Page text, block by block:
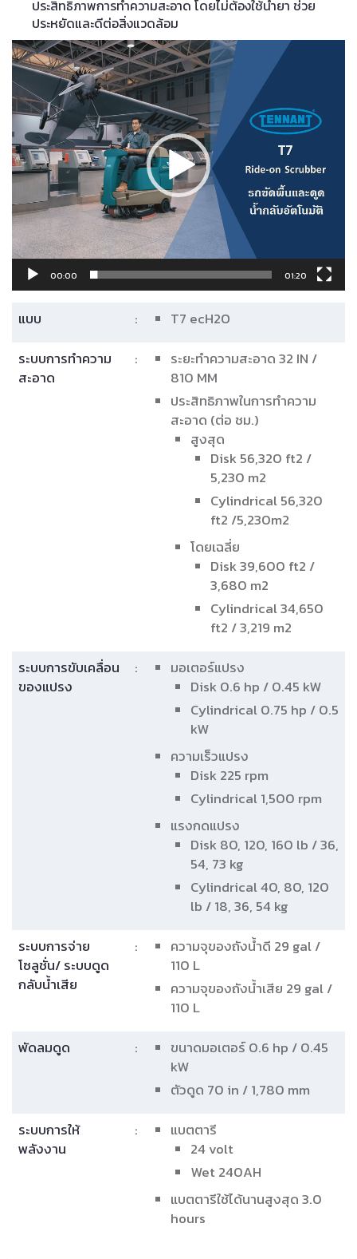
กลับน้ำเสีย
ความจุของถังน้ำเสีย 29 gal /
110 L
พัดลมดูด
:
ขนาดมอเตอร์ 0.6 hp / 0.45
kW
ตัวดูด 70 in / 1,780 mm
ระบบการให้
พลังงาน
:
แบตตารี
24 volt
Wet 240AH
แบตตารีใช้ได้นานสูงสุด 3.0
hours
6.4 km/h
ความเร็วระหว่างทำงาน 3.6
mph / 5.8 km/h
ความเร็วขับถอยหลัง 2.5 mph
/ 4 km/h
ความสูง 50 in / 1,270 mm
ความยาว 60 in / 1,520 mm
ความกว้าง (รวมยางปาดน้ำ)
39.25 in / 1,000 mm
น้ำหนัก (รวมแบตตารี) 850 lb
/ 386 kg
ระดับเสียง (ที่ผู็ใช้งานได้ยิน)
Disk 67 dBA
ดาวน์โหลดโบรชัวร์
ผ้าม็อบขาว